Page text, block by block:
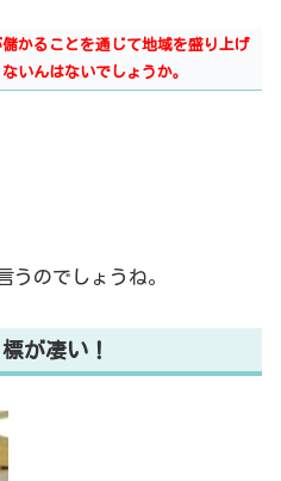
かることを通じて地域を盛り上げ
いんはないでしょうか。
うのでしょうね。
が凄い！